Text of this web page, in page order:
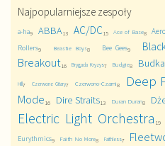
Najpopularniejsze zespoły
a-ha9 ABBA13 AC/DC15 Ace of Base8
Rollers9 Beastie Boys8 Bee Gees9
Breakout16 Brygada Kryzys7 Budgie8
Hill7 Czerwone Gitary7 Czerwono-Czarni8 Deep
Mode 16 Dire Straits13 Duran Duran8
Electric Light Orchestra 19
Eurythmics9 Faith No More8 Faithless7